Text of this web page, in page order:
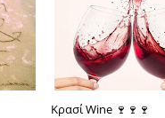
Κρασί Wine 🍷🍷🍷